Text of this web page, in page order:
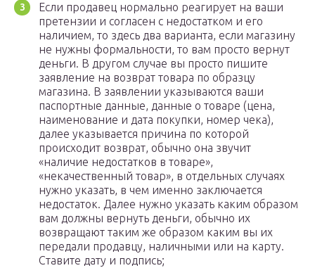
Если продавец нормально реагирует на ваши
претензии и согласен с недостатком и его
наличием, то здесь два варианта, если магазину
не нужны формальности, то вам просто вернут
деньги. В другом случае вы просто пишите
заявление на возврат товара по образцу
магазина. В заявлении указываются ваши
паспортные данные, данные о товаре (цена,
наименование и дата покупки, номер чека),
далее указывается причина по которой
происходит возврат, обычно она звучит
«наличие недостатков в товаре»,
«некачественный товар», в отдельных случаях
нужно указать, в чем именно заключается
недостаток. Далее нужно указать каким образом
вам должны вернуть деньги, обычно их
возвращают таким же образом каким вы их
передали продавцу, наличными или на карту.
Ставите дату и подпись;